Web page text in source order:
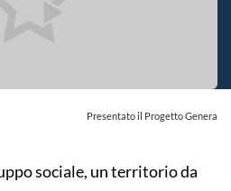
Presentato il Progetto Genera
sociale, un territorio da